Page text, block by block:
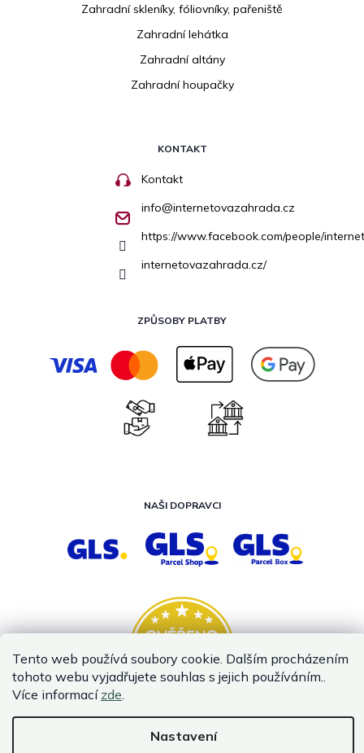
Tento web používá soubory cookie. Dalším procházením
tohoto webu vyjadřujete souhlas s jejich používáním..
Více informací zde.
Nastavení
Zahradní skleníky, fóliovníky, pařeniště
Zahradní lehátka
Zahradní altány
Zahradní houpačky
KONTAKT
Kontakt
info@internetovazahrada.cz
https://www.facebook.com/people/
internetovazahrada.cz/
ZPŮSOBY PLATBY
NAŠI DOPRAVCI
Vytvořil Shoptet